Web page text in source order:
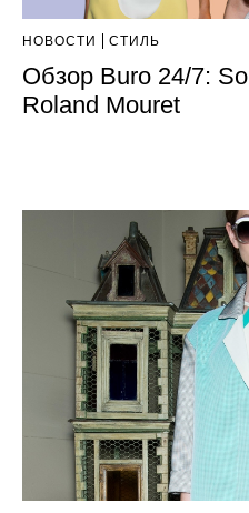
НОВОСТИ СТИЛЬ
Обзор Buro 24/7:
Roland Mouret